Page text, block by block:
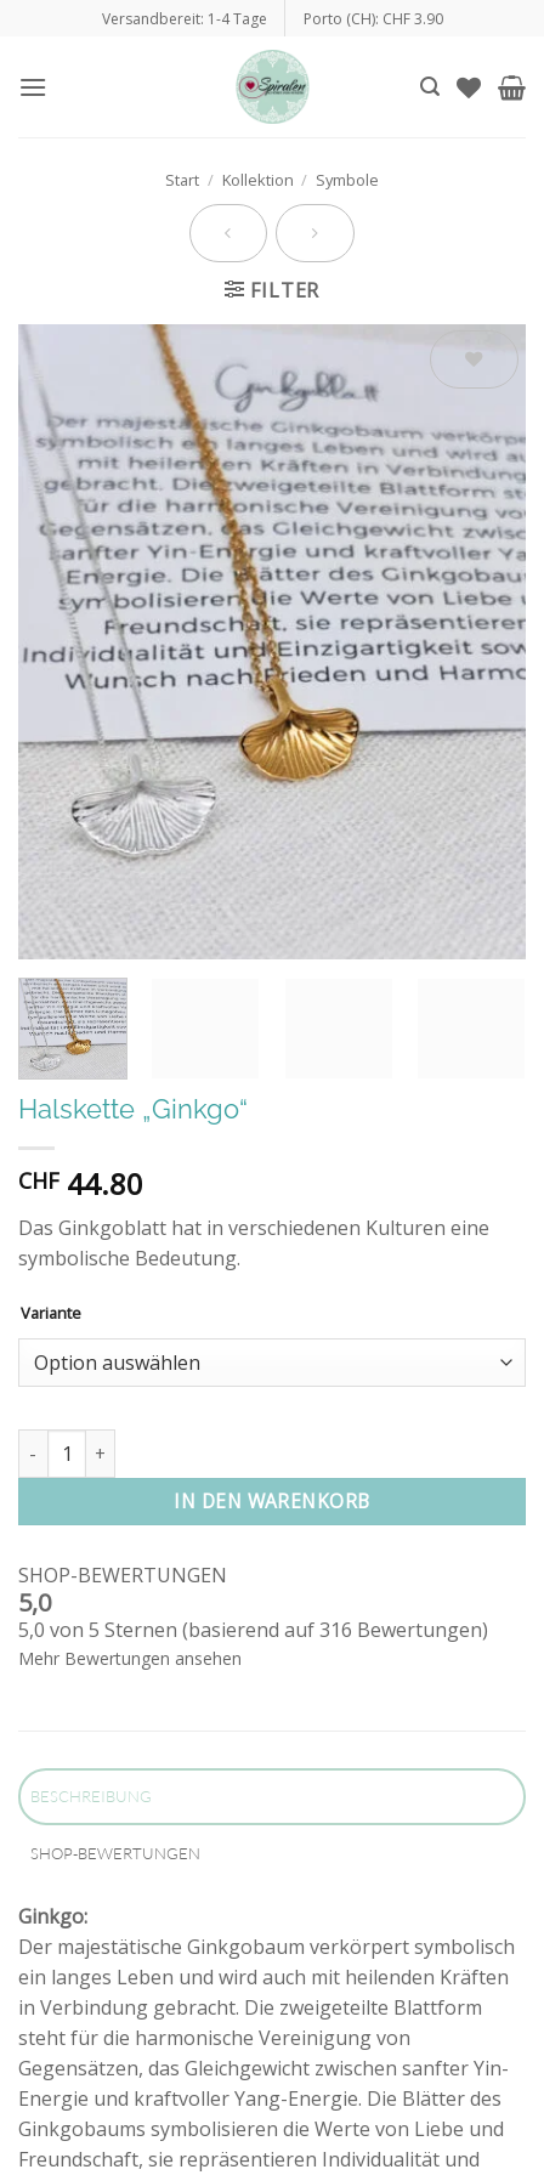
springen
Versandbereit: 1-4 Tage Porto (CH): CHF 3.90
Start / Kollektion / Symbole
FILTER
Wunschliste
Halskette „Ginkgo“
CHF 44.80
Das Ginkgoblatt hat in verschiedenen Kulturen eine
symbolische Bedeutung.
Variante
Halskette "Ginkgo" Menge
IN DEN WARENKORB
SHOP-BEWERTUNGEN
5,0
5,0 von 5 Sternen (basierend auf 316 Bewertungen)
Mehr Bewertungen ansehen
BESCHREIBUNG
SHOP-BEWERTUNGEN
Ginkgo:
Der majestätische Ginkgobaum verkörpert symbolisch
ein langes Leben und wird auch mit heilenden Kräften
in Verbindung gebracht. Die zweigeteilte Blattform
steht für die harmonische Vereinigung von
Gegensätzen, das Gleichgewicht zwischen sanfter Yin-
Energie und kraftvoller Yang-Energie. Die Blätter des
Ginkgobaums symbolisieren die Werte von Liebe und
Freundschaft, sie repräsentieren Individualität und